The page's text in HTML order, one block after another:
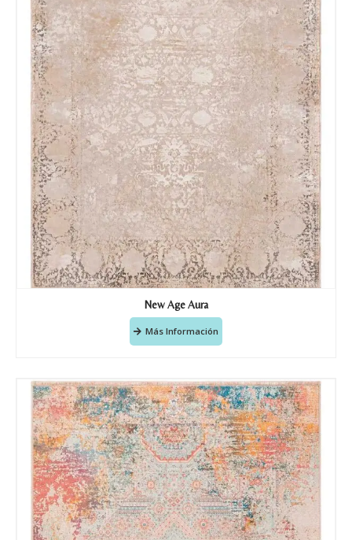
New Age Aura
Más Información
Nombre y Referencia del producto*
Acuerdo RGPD*
Doy mi consentimiento para que
esta web almacene la
información que envío para que
puedan responder a mi petición.
Recibir mi oferta